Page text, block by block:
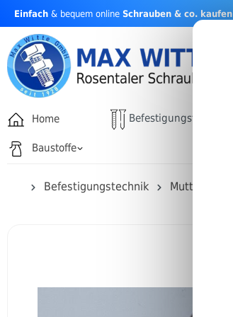
springen
Einfach & bequem online Schrauben & co. kaufen
Home Befestigungstechnik
Baustoffe
Befestigungstechnik Muttern